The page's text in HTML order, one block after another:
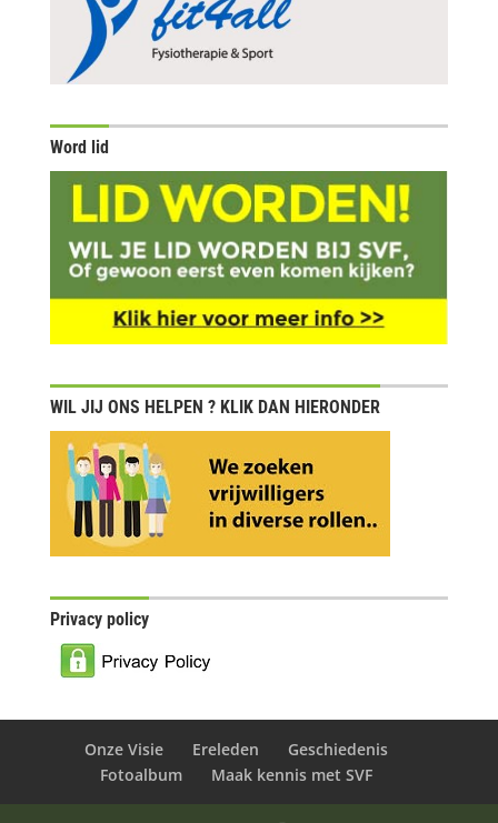
Word lid
WIL JIJ ONS HELPEN ? KLIK DAN HIERONDER
Privacy policy
Onze Visie Ereleden
Geschiedenis
Fotoalbum
Maak kennis met SVF